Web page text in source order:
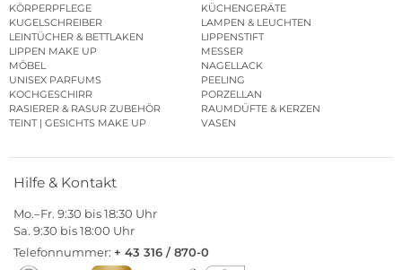
KÖRPERPFLEGE
KÜCHENGERÄTE
KUGELSCHREIBER
LAMPEN & LEUCHTEN
LEINTÜCHER & BETTLAKEN
LIPPENSTIFT
LIPPEN MAKE UP
MESSER
MÖBEL
NAGELLACK
UNISEX PARFUMS
PEELING
KOCHGESCHIRR
PORZELLAN
RASIERER & RASUR ZUBEHÖR
RAUMDÜFTE & KERZEN
TEINT | GESICHTS MAKE UP
VASEN
Hilfe & Kontakt
Mo.–Fr. 9:30 bis 18:30 Uhr
Sa. 9:30 bis 18:00 Uhr
Telefonnummer: + 43 316 / 870-0